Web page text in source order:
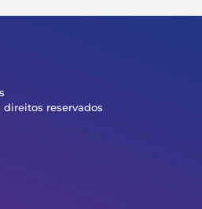
direitos reservados